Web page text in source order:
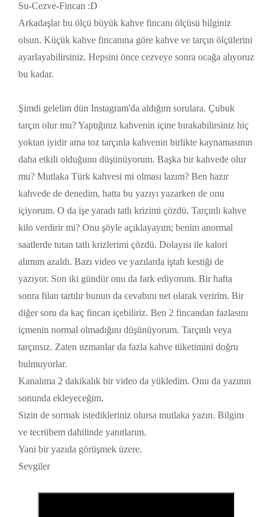
Su-Cezve-Fincan :D
Arkadaşlar bu ölçü büyük kahve fincanı ölçüsü bilginiz
olsun. Küçük kahve fincanına göre kahve ve tarçın ölçülerini
ayarlayabilirsiniz. Hepsini önce cezveye sonra ocağa alıyoruz
bu kadar.
Şimdi gelelim dün Instagram'da aldığım sorulara. Çubuk
tarçın olur mu? Yaptığınız kahvenin içine bırakabilirsiniz hiç
yoktan iyidir ama toz tarçınla kahvenin birlikte kaynamasının
daha etkili olduğunu düşünüyorum. Başka bir kahvede olur
mu? Mutlaka Türk kahvesi mi olması lazım? Ben hazır
kahvede de denedim, hatta bu yazıyı yazarken de onu
içiyorum. O da işe yaradı tatlı krizimi çözdü. Tarçınlı kahve
kilo verdirir mi? Onu şöyle açıklayayım; benim anormal
saatlerde tutan tatlı krizlerimi çözdü. Dolayısı ile kalori
alımım azaldı. Bazı video ve yazılarda iştah kestiği de
yazıyor. Son iki gündür onu da fark ediyorum. Bir hafta
sonra filan tartılır bunun da cevabını net olarak veririm. Bir
diğer soru da kaç fincan içebiliriz. Ben 2 fincandan fazlasını
içmenin normal olmadığını düşünüyorum. Tarçınlı veya
tarçınsız. Zaten uzmanlar da fazla kahve tüketimini doğru
bulmuyorlar.
Kanalıma 2 dakikalık bir video da yükledim. Onu da yazının
sonunda ekleyeceğim.
Sizin de sormak istedikleriniz olursa mutlaka yazın. Bilgim
ve tecrübem dahilinde yanıtlarım.
Yani bir yazıda görüşmek üzere.
Sevgiler